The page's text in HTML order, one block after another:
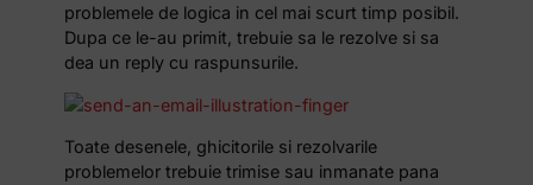
problemele de logica in cel mai scurt timp posibil.
Dupa ce le-au primit, trebuie sa le rezolve si sa
dea un reply cu raspunsurile.
Toate desenele, ghicitorile si rezolvarile
problemelor trebuie trimise sau inmanate pana